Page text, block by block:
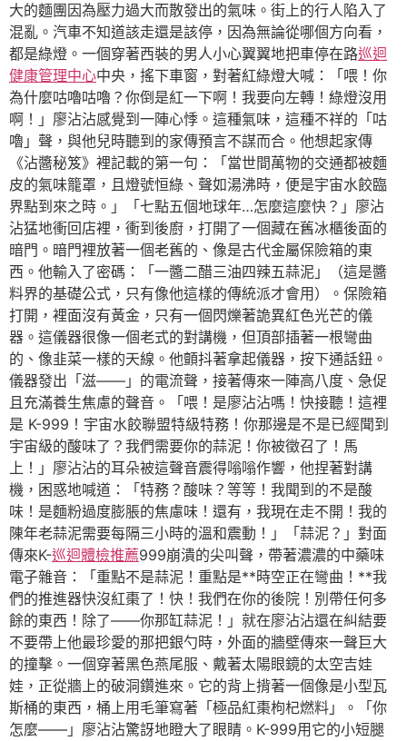
大的麵團因為壓力過大而散發出的氣味。街上的行人陷入了
混亂。汽車不知道該走還是該停，因為無論從哪個方向看，
都是綠燈。一個穿著西裝的男人小心翼翼地把車停在路巡迴
健康管理中心中央，搖下車窗，對著紅綠燈大喊：「喂！你
為什麼咕嚕咕嚕？你倒是紅一下啊！我要向左轉！綠燈沒用
啊！」廖沾沾感覺到一陣心悸。這種氣味，這種不祥的「咕
嚕」聲，與他兒時聽到的家傳預言不謀而合。他想起家傳
《沾醬秘笈》裡記載的第一句：「當世間萬物的交通都被麵
皮的氣味籠罩，且燈號恒綠、聲如湯沸時，便是宇宙水餃臨
界點到來之時。」「七點五個地球年…怎麼這麼快？」廖沾
沾猛地衝回店裡，衝到後廚，打開了一個藏在舊冰櫃後面的
暗門。暗門裡放著一個老舊的、像是古代金屬保險箱的東
西。他輸入了密碼：「一醬二醋三油四辣五蒜泥」（這是醬
料界的基礎公式，只有像他這樣的傳統派才會用）。保險箱
打開，裡面沒有黃金，只有一個閃爍著詭異紅色光芒的儀
器。這儀器很像一個老式的對講機，但頂部插著一根彎曲
的、像韭菜一樣的天線。他顫抖著拿起儀器，按下通話鈕。
儀器發出「滋——」的電流聲，接著傳來一陣高八度、急促
且充滿養生焦慮的聲音。「喂！是廖沾沾嗎！快接聽！這裡
是 K-999！宇宙水餃聯盟特級特務！你那邊是不是已經聞到
宇宙級的酸味了？我們需要你的蒜泥！你被徵召了！馬
上！」廖沾沾的耳朵被這聲音震得嗡嗡作響，他捏著對講
機，困惑地喊道：「特務？酸味？等等！我聞到的不是酸
味！是麵粉過度膨脹的焦慮味！還有，我現在走不開！我的
陳年老蒜泥需要每隔三小時的溫和震動！」「蒜泥？」對面
傳來K-巡迴體檢推薦999崩潰的尖叫聲，帶著濃濃的中藥味
電子雜音：「重點不是蒜泥！重點是**時空正在彎曲！**我
們的推進器快沒紅棗了！快！我們在你的後院！別帶任何多
餘的東西！除了——你那缸蒜泥！」就在廖沾沾還在糾結要
不要帶上他最珍愛的那把銀勺時，外面的牆壁傳來一聲巨大
的撞擊。一個穿著黑色燕尾服、戴著太陽眼鏡的太空吉娃
娃，正從牆上的破洞鑽進來。它的背上揹著一個像是小型瓦
斯桶的東西，桶上用毛筆寫著「極品紅棗枸杞燃料」。「你
怎麼——」廖沾沾驚訝地瞪大了眼睛。K-999用它的小短腿